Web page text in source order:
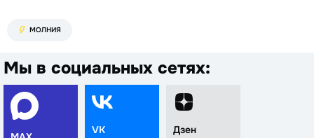
МОЛНИЯ
Мы в социальных сетях:
VK Дзен